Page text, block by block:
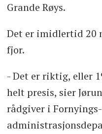
Grande Røys.
Det er imidlertid 20
fjor.
- Det er riktig, eller
helt presis, sier
rådgiver i